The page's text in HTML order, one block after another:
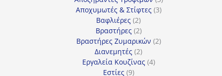
προϊόντα
Αποχυμωτές & Στίφτες 33
Βαφλιέρες 22
προϊόντα
Βραστήρες 22
προϊόντα
Βραστήρες Ζυμαρικών 22
Διανεμητές 22
προϊόντα
Εργαλεία Κουζίνας 44
Εστίες 99